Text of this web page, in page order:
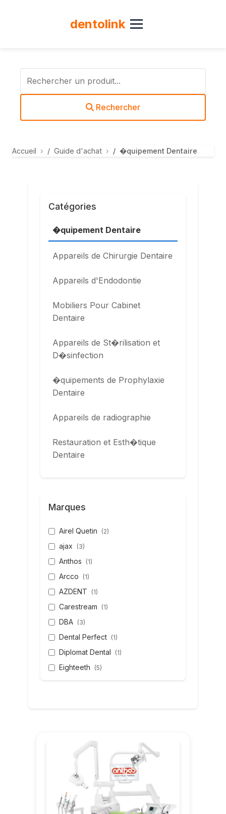
dentolink
Rechercher
Accueil Guide d'achat �quipement Dentaire
Catégories
�quipement Dentaire
Appareils de Chirurgie Dentaire
Appareils d'Endodontie
Mobiliers Pour Cabinet
Dentaire
Appareils de St�rilisation et
D�sinfection
�quipements de Prophylaxie
Dentaire
Appareils de radiographie
Restauration et Esth�tique
Dentaire
Marques
Airel Quetin (2)
ajax (3)
Anthos (1)
Arcco (1)
AZDENT (1)
Carestream (1)
DBA (3)
Dental Perfect (1)
Diplomat Dental (1)
Eighteeth (5)
Refine
Ritter
Saevo (1)
SDI (2)